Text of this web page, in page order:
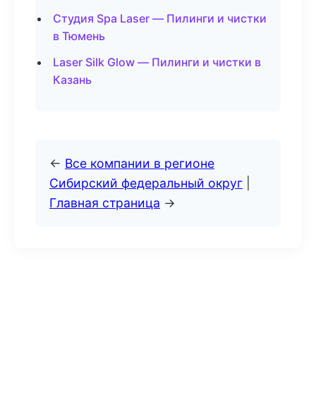
Студия Spa Laser — Пилинги и чистки
в Тюмень
Laser Silk Glow — Пилинги и чистки в
Казань
← Все компании в регионе
Сибирский федеральный округ
Главная страница →